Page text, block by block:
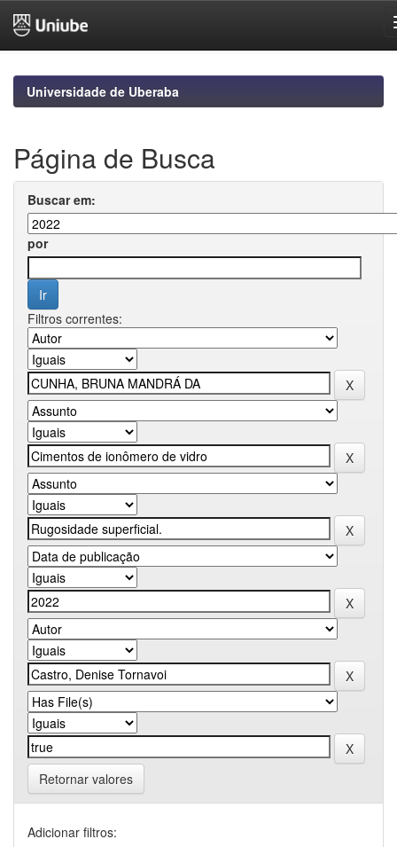
navigationUniversidade de Uberaba
Página de Busca
Buscar em:
por
Filtros correntes:
Retornar valores
Adicionar filtros: